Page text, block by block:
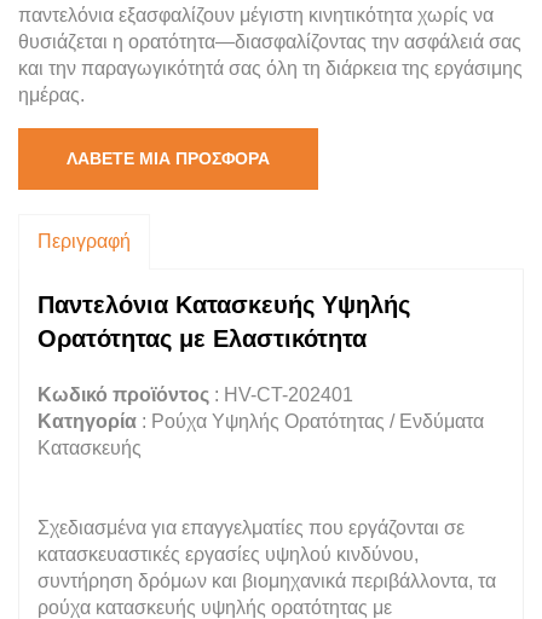
παντελόνια εξασφαλίζουν μέγιστη κινητικότητα χωρίς να
θυσιάζεται η ορατότητα—διασφαλίζοντας την ασφάλειά σας
και την παραγωγικότητά σας όλη τη διάρκεια της εργάσιμης
ημέρας.
ΛΆΒΕΤΕ ΜΙΑ ΠΡΟΣΦΟΡΆ
Περιγραφή
Παντελόνια Κατασκευής Υψηλής
Ορατότητας με Ελαστικότητα
Κωδικό προϊόντος : HV-CT-202401
Κατηγορία : Ρούχα Υψηλής Ορατότητας / Ενδύματα
Κατασκευής
Σχεδιασμένα για επαγγελματίες που εργάζονται σε
κατασκευαστικές εργασίες υψηλού κινδύνου,
συντήρηση δρόμων και βιομηχανικά περιβάλλοντα, τα
ρούχα κατασκευής υψηλής ορατότητας με